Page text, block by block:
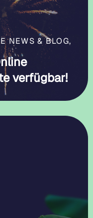
NEWS & BLOG,
verfügbar!